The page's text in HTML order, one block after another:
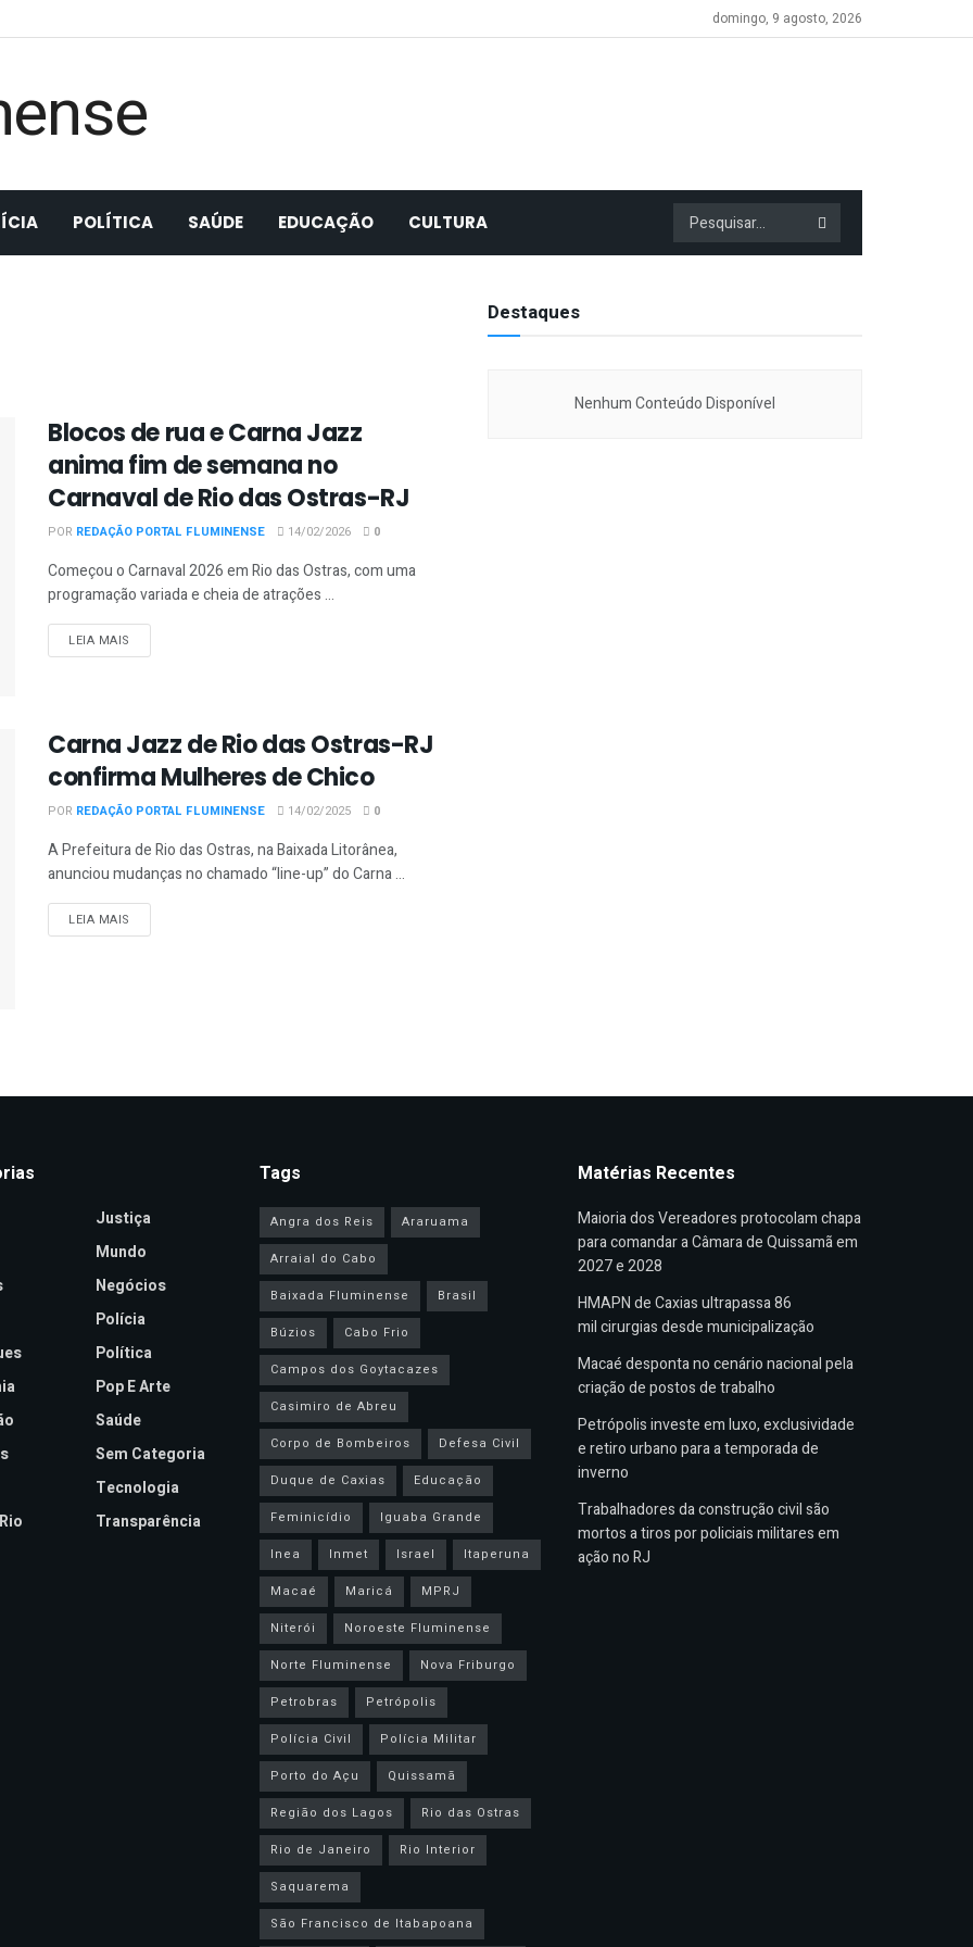
domingo, 9 agosto, 2026
POLÍTICA SAÚDE EDUCAÇÃO CULTURA
Blocos de rua e Carna Jazz
anima fim de semana no
Carnaval de Rio das Ostras-RJ
POR REDAÇÃO PORTAL FLUMINENSE 14/02/2026 0
Começou o Carnaval 2026 em Rio das Ostras, com uma
programação variada e cheia de atrações ...
LEIA MAIS
Carna Jazz de Rio das Ostras-RJ
confirma Mulheres de Chico
POR REDAÇÃO PORTAL FLUMINENSE 14/02/2025 0
A Prefeitura de Rio das Ostras, na Baixada Litorânea,
anunciou mudanças no chamado “line-up” do Carna ...
LEIA MAIS
Destaques
Nenhum Conteúdo Disponível
Justiça
Mundo
Negócios
Polícia
Política
Pop E Arte
Saúde
Sem Categoria
Tecnologia
Transparência
Tags
Angra dos Reis
Araruama
Arraial do Cabo
Baixada Fluminense
Brasil
Búzios
Cabo Frio
Campos dos Goytacazes
Casimiro de Abreu
Corpo de Bombeiros
Defesa Civil
Duque de Caxias
Educação
Feminicídio
Iguaba Grande
Inea
Inmet Israel
Itaperuna
Macaé
Maricá
MPRJ
Niterói
Noroeste Fluminense
Norte Fluminense
Nova Friburgo
Petrobras
Petrópolis
Polícia Civil
Polícia Militar
Porto do Açu
Quissamã
Região dos Lagos
Rio das Ostras
Rio de Janeiro
Rio Interior
Saquarema
São Francisco de Itabapoana
Matérias Recentes
Maioria dos Vereadores protocolam chapa
para comandar a Câmara de Quissamã em
2027 e 2028
HMAPN de Caxias ultrapassa 86
mil cirurgias desde municipalização
Macaé desponta no cenário nacional pela
criação de postos de trabalho
Petrópolis investe em luxo, exclusividade
e retiro urbano para a temporada de
inverno
Trabalhadores da construção civil são
mortos a tiros por policiais militares em
ação no RJ